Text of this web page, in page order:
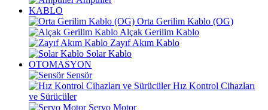
KABLO
Orta Gerilim Kablo (OG)
Alçak Gerilim Kablo
Zayıf Akım Kablo
Solar Kablo
OTOMASYON
Sensör
Hız Kontrol Cihazları
ve Sürücüler
Servo Motor